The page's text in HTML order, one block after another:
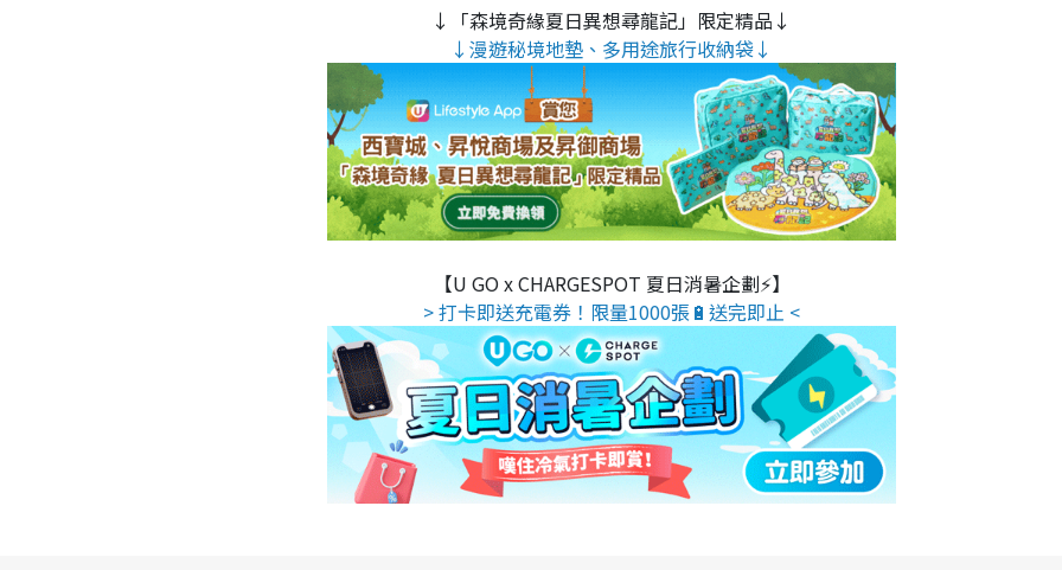
↓「森境奇緣夏日異想尋龍記」限定精品↓
↓漫遊秘境地墊、多用途旅行收納袋↓
【U GO x CHARGESPOT 夏日消暑企劃⚡】
> 打卡即送充電券！限量1000張🔋送完即止 <